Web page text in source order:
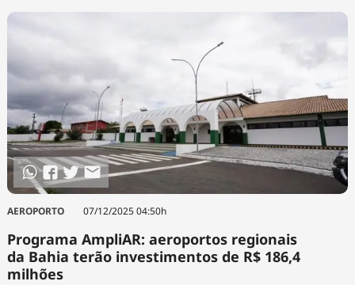
AEROPORTO 07/12/2025 04:50h
Programa AmpliAR: aeroportos regionais
da Bahia terão investimentos de R$ 186,4
milhões